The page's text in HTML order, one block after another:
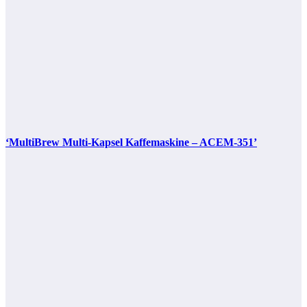
‘MultiBrew Multi-Kapsel Kaffemaskine – ACEM-351’